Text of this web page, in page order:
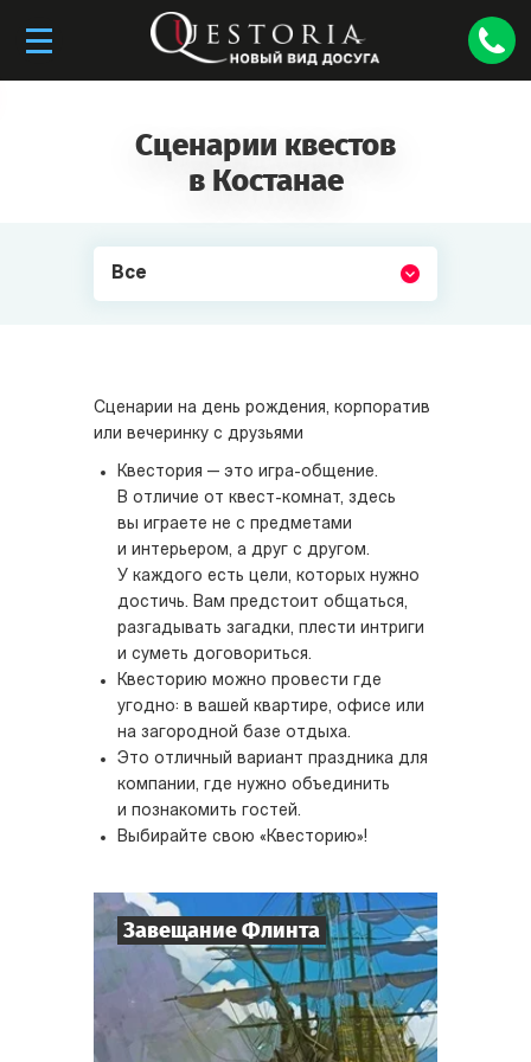
Сценарии квестов
в Костанае
Все
Сценарии на день рождения, корпоратив
или вечеринку с друзьями
Квестория — это игра-общение.
В отличие от квест-комнат, здесь
вы играете не с предметами
и интерьером, а друг с другом.
У каждого есть цели, которых нужно
достичь. Вам предстоит общаться,
разгадывать загадки, плести интриги
и суметь договориться.
Квесторию можно провести где
угодно: в вашей квартире, офисе или
на загородной базе отдыха.
Это отличный вариант праздника для
компании, где нужно объединить
и познакомить гостей.
Выбирайте свою «Квесторию»!
Завещание Флинта
8-32
2-3 ч.